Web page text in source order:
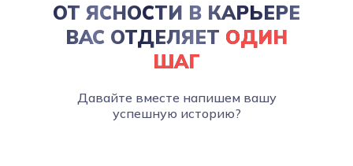
ОТ ЯСНОСТИ В КАРЬЕРЕ
ВАС ОТДЕЛЯЕТ ОДИН
ШАГ
Давайте вместе напишем вашу
успешную историю?